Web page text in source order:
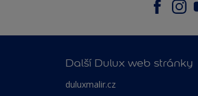
Další Dulux web stránky
duluxmalir.cz